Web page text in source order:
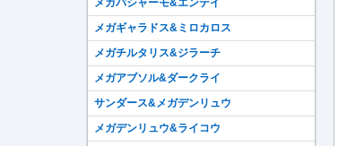
メガバシャーモ&エンテイ
メガギャラドス&ミロカロス
メガチルタリス&ジラーチ
メガアブソル&ダークライ
サンダース&メガデンリュウ
メガデンリュウ&ライコウ